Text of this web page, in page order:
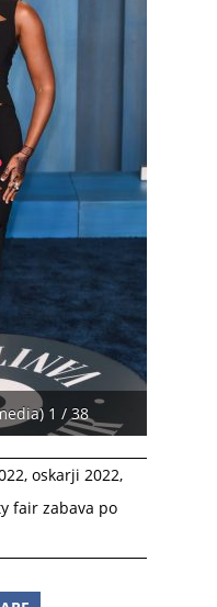
1 / 38
, oskarji 2022,
fair zabava po